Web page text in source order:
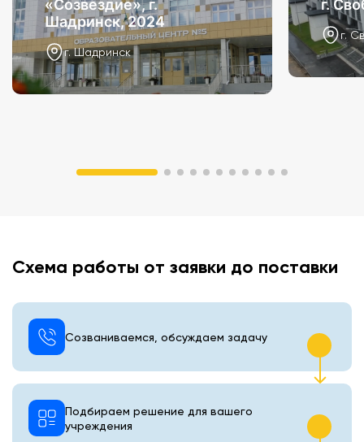
«Созвездие», г.
Шадринск, 2024
г. Шадринск
г.
г.
Схема работы от заявки до поставки
Созваниваемся, обсуждаем задачу
Подбираем решение для вашего
учреждения